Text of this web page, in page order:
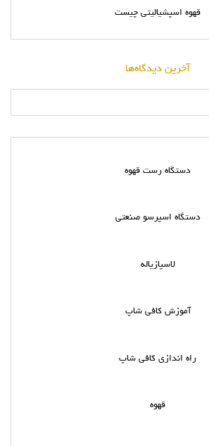
قهوه اسپشیالیتی چیست
آخرین دیدگاه‌ها
دستگاه رست قهوه
دستگاه اسپرسو صنعتی
لاسپازیاله
آموزش کافی شاپ
راه اندازی کافی شاپ
قهوه